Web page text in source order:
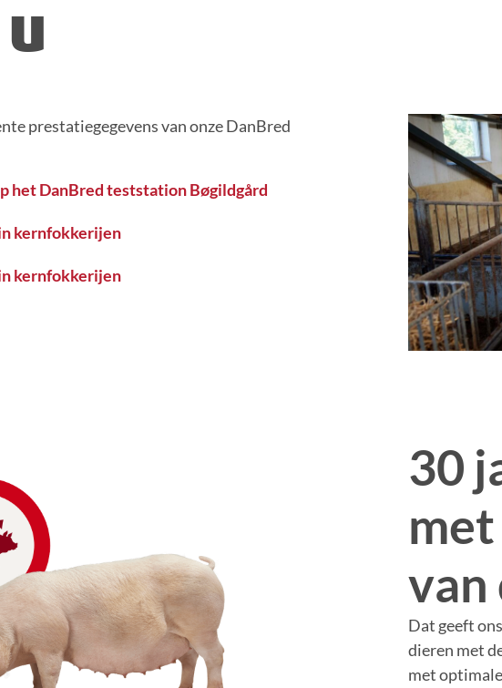
prestatiegegevens van onze DanBred
het DanBred teststation Bøgildgård
kernfokkerijen
kernfokkerijen
30
van
Dat geeft
dieren met
met